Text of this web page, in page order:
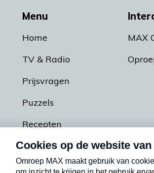
Menu
Home
TV & Radio
Prijsvragen
Puzzels
Recepten
Podcasts
MAX